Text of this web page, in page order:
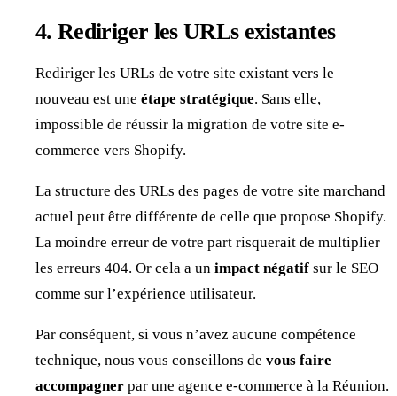
4. Rediriger les URLs existantes
Rediriger les URLs de votre site existant vers le
nouveau est une étape stratégique. Sans elle,
impossible de réussir la migration de votre site e-
commerce vers Shopify.
La structure des URLs des pages de votre site marchand
actuel peut être différente de celle que propose Shopify.
La moindre erreur de votre part risquerait de multiplier
les erreurs 404. Or cela a un impact négatif sur le SEO
comme sur l’expérience utilisateur.
Par conséquent, si vous n’avez aucune compétence
technique, nous vous conseillons de vous faire
accompagner par une agence e-commerce à la Réunion.